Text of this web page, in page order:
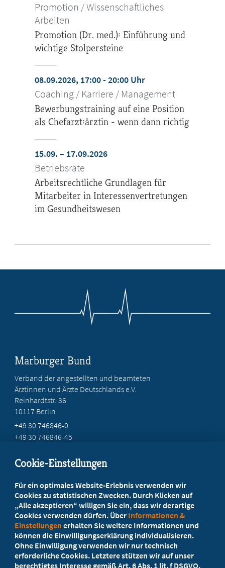
Promotion / Wissenschaftliches
Arbeiten
Promotion (Dr. med.): Einführung und
wichtige Stolpersteine
08.09.2026, 17:00 - 20:00 Uhr
Coaching / Karriere / Management
Bewerbungstraining auf eine Position
als Chefarzt:ärztin - wenn dann richtig
15.09. – 17.09.2026
Betriebsräte
Arbeitsrechtliche Grundlagen für
Mitarbeiter in Interessenvertretungen
im Gesundheitswesen
Marburger Bund
Verband der angestellten und beamteten
Ärztinnen und Ärzte Deutschlands e.V.
Reinhardtstr. 36
10117 Berlin
+49 30 746846-0
+49 30 746846-45
Ihr Landesverband berät Sie!
Ansprechpartner
Werden Sie jetzt Mitglied!
Cookie-Einstellungen
Für ein optimales Website-Erlebnis verwenden wir
Cookies zu statistischen Zwecken. Durch Klicken auf
„Alle akzeptieren“ willigen Sie ein, dass wir derartige
Cookies verwenden dürfen. Über Informationen &
Einstellungen erhalten Sie weitere Informationen und
können die Einwilligungserklärung individualisieren.
Ohne Einwilligung verwenden wir nur technisch
erforderliche Cookies. Letztere stützen wir auf unser
berechtigtes Interesse gemäß Art. 6 Abs. 1 lit. f DSGVO.